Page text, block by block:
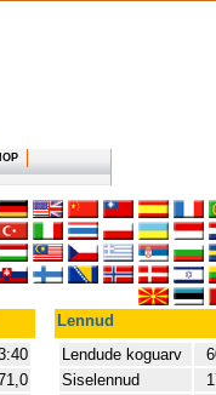
Lennud
Lendude koguarv
Siselennud